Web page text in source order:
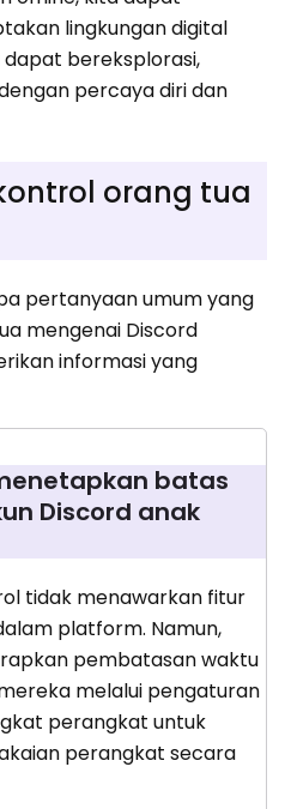
lingkungan digital
bereksplorasi,
percaya diri dan
orang tua
pertanyaan umum yang
mengenai Discord
informasi yang
batas
Discord anak
tidak menawarkan fitur
platform. Namun,
pembatasan waktu
melalui pengaturan
perangkat untuk
perangkat secara